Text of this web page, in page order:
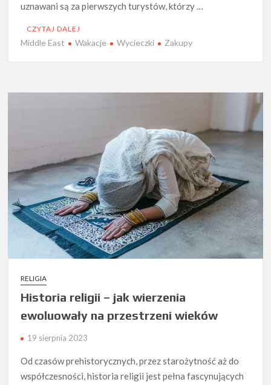
uznawani są za pierwszych turystów, którzy …
CZYTAJ DALEJ
Middle East Wakacje Wycieczki Zakupy
RELIGIA
Historia religii – jak wierzenia
ewoluowały na przestrzeni wieków
19 sierpnia 2023
Od czasów prehistorycznych, przez starożytność aż do
współczesności, historia religii jest pełna fascynujących